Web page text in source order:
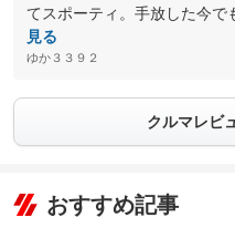
てスポーティ。手放した今で
見る
ゆか３３９２
クルマレビ
おすすめ記事